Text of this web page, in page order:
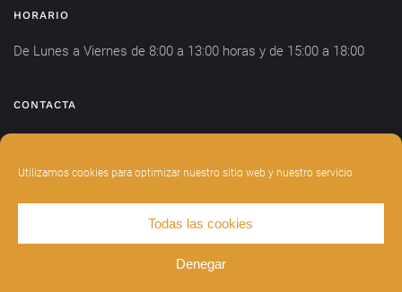
Utilizamos cookies para optimizar nuestro sitio web y nuestro servicio.
Todas las cookies
Denegar
HORARIO
De Lunes a Viernes de 8:00 a 13:00 horas y de 15:00 a 18:00
CONTACTA
POLÍTICA DE PRIVACIDAD